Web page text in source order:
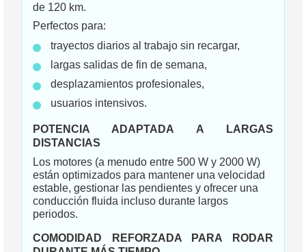
de 120 km.
Perfectos para:
trayectos diarios al trabajo sin recargar,
largas salidas de fin de semana,
desplazamientos profesionales,
usuarios intensivos.
POTENCIA ADAPTADA A LARGAS
DISTANCIAS
Los motores (a menudo entre 500 W y 2000 W)
están optimizados para mantener una velocidad
estable, gestionar las pendientes y ofrecer una
conducción fluida incluso durante largos
periodos.
COMODIDAD REFORZADA PARA RODAR